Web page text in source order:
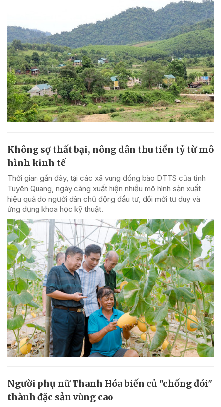
Không sợ thất bại, nông dân thu tiền tỷ từ mô
hình kinh tế
Thời gian gần đây, tại các xã vùng đồng bào DTTS của tỉnh
Tuyên Quang, ngày càng xuất hiện nhiều mô hình sản xuất
hiệu quả do người dân chủ động đầu tư, đổi mới tư duy và
ứng dụng khoa học kỹ thuật.
Người phụ nữ Thanh Hóa biến củ "chống đói"
thành đặc sản vùng cao